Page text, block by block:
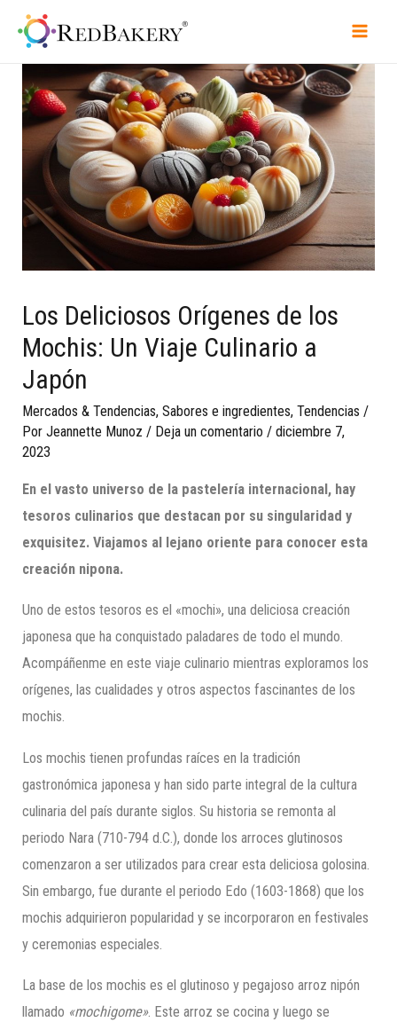
Los Deliciosos Orígenes de los
Mochis: Un Viaje Culinario a
Japón
Mercados & Tendencias,Sabores e ingredientes,Tendencias /
PorJeannette Munoz / Deja un comentario /diciembre 7,
2023
En el vasto universo de la pastelería internacional, hay
tesoros culinarios que destacan por su singularidad y
exquisitez. Viajamos al lejano oriente para conocer esta
creación nipona.
Uno de estos tesoros es el «mochi», una deliciosa creación
japonesa que ha conquistado paladares de todo el mundo.
Acompáñenme en este viaje culinario mientras exploramos los
orígenes, las cualidades y otros aspectos fascinantes de los
mochis.
Los mochis tienen profundas raíces en la tradición
gastronómica japonesa y han sido parte integral de la cultura
culinaria del país durante siglos. Su historia se remonta al
periodo Nara (710-794 d.C.), donde los arroces glutinosos
comenzaron a ser utilizados para crear esta deliciosa golosina.
Sin embargo, fue durante el periodo Edo (1603-1868) que los
mochis adquirieron popularidad y se incorporaron en festivales
y ceremonias especiales.
La base de los mochis es el glutinoso y pegajoso arroz nipón
llamado «mochigome». Este arroz se cocina y luego se